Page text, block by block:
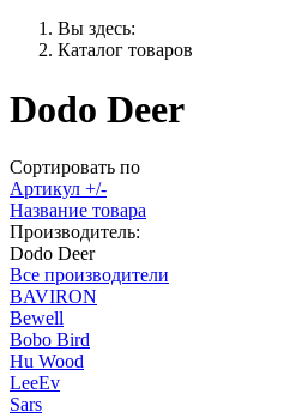
Вы здесь:
Каталог товаров
Dodo Deer
Сортировать по
Артикул +/-
Название товара
Производитель:
Dodo Deer
Все производители
BAVIRON
Bewell
Bobo Bird
Hu Wood
LeeEv
Sars